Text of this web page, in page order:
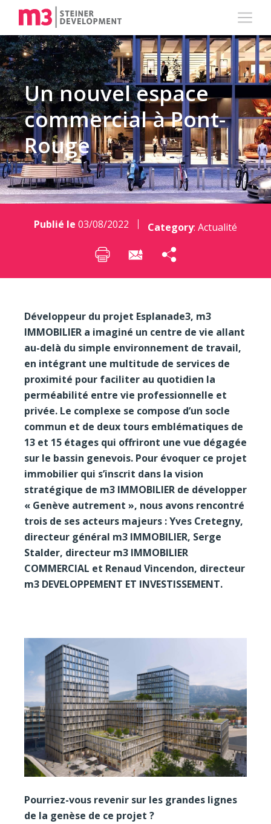
Un nouvel espace
commercial à Pont-
Rouge
Publié le 03/08/2022 Category: Actualité
Développeur du projet Esplanade3, m3
IMMOBILIER a imaginé un centre de vie allant
au-delà du simple environnement de travail,
en intégrant une multitude de services de
proximité pour faciliter au quotidien la
perméabilité entre vie professionnelle et
privée. Le complexe se compose d’un socle
commun et de deux tours emblématiques de
13 et 15 étages qui offriront une vue dégagée
sur le bassin genevois. Pour évoquer ce projet
immobilier qui s’inscrit dans la vision
stratégique de m3 IMMOBILIER de développer
« Genève autrement », nous avons rencontré
trois de ses acteurs majeurs : Yves Cretegny,
directeur général m3 IMMOBILIER, Serge
Stalder, directeur m3 IMMOBILIER
COMMERCIAL et Renaud Vincendon, directeur
m3 DEVELOPPEMENT ET INVESTISSEMENT.
Pourriez-vous revenir sur les grandes lignes
de la genèse de ce projet ?